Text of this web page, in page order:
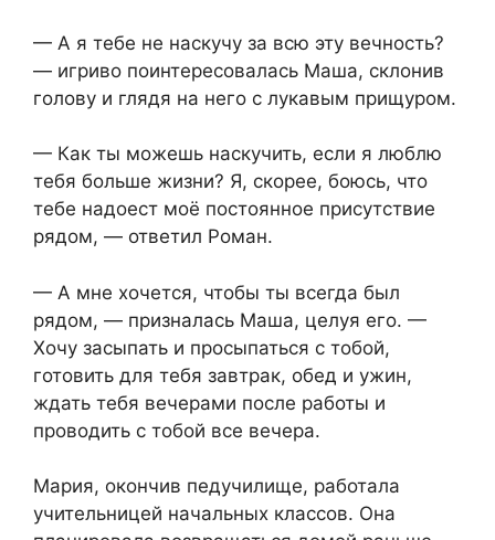
— А я тебе не наскучу за всю эту вечность?
— игриво поинтересовалась Маша, склонив
голову и глядя на него с лукавым прищуром.
— Как ты можешь наскучить, если я люблю
тебя больше жизни? Я, скорее, боюсь, что
тебе надоест моё постоянное присутствие
рядом, — ответил Роман.
— А мне хочется, чтобы ты всегда был
рядом, — призналась Маша, целуя его. —
Хочу засыпать и просыпаться с тобой,
готовить для тебя завтрак, обед и ужин,
ждать тебя вечерами после работы и
проводить с тобой все вечера.
Мария, окончив педучилище, работала
учительницей начальных классов. Она